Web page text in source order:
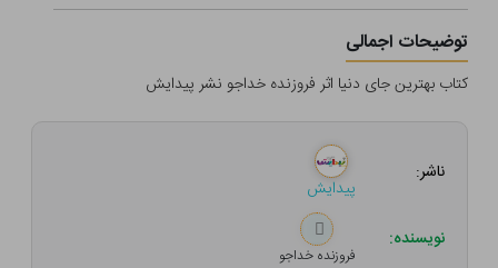
توضیحات اجمالی
کتاب بهترین جای دنیا اثر فروزنده خداجو نشر پیدایش
ناشر:
پیدایش
نویسنده:
فروزنده خداجو